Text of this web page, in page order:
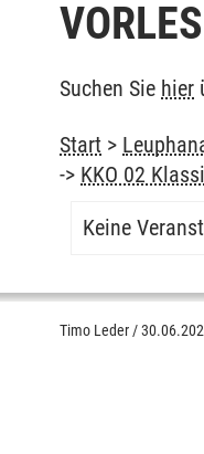
Suchen Sie hier
Start >
-> KKO 02
Keine
Timo Leder /